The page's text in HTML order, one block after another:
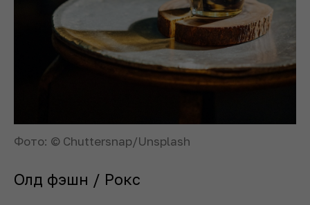
Фото: © Chuttersnap/Unsplash
Олд фэшн / Рокс